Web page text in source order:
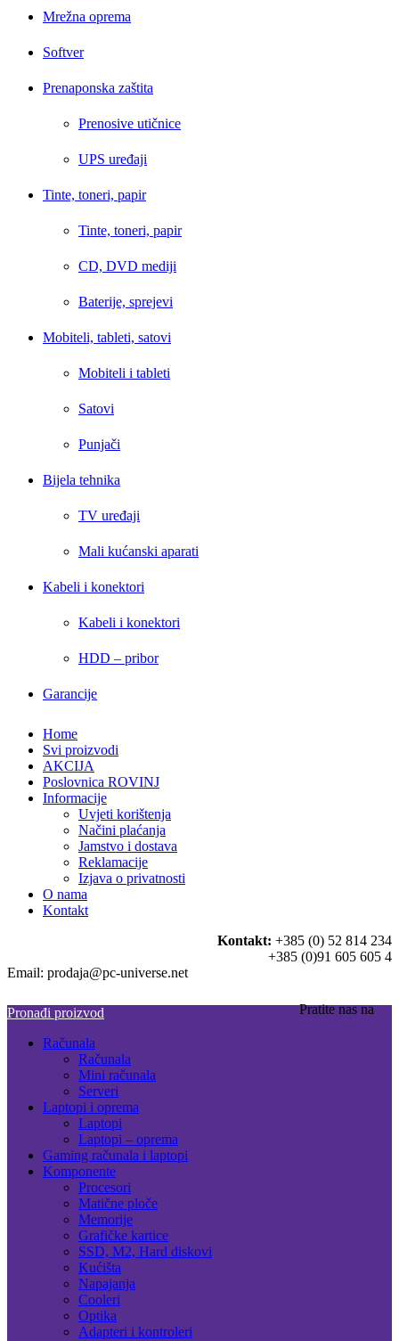
Mrežna oprema
Softver
Prenaponska zaštita
Prenosive utičnice
UPS uređaji
Tinte, toneri, papir
Tinte, toneri, papir
CD, DVD mediji
Baterije, sprejevi
Mobiteli, tableti, satovi
Mobiteli i tableti
Satovi
Punjači
Bijela tehnika
TV uređaji
Mali kućanski aparati
Kabeli i konektori
Kabeli i konektori
HDD – pribor
Garancije
Home
Svi proizvodi
AKCIJA
Poslovnica ROVINJ
Informacije
Uvjeti korištenja
Načini plaćanja
Jamstvo i dostava
Reklamacije
Izjava o privatnosti
O nama
Kontakt
Kontakt: +385 (0) 52 814 234
+385 (0)91 605 605 4
Email: prodaja@pc-universe.net
Pratite nas na
Pronađi proizvod
Računala
Računala
Mini računala
Serveri
Laptopi i oprema
Laptopi
Laptopi – oprema
Gaming računala i laptopi
Komponente
Procesori
Matične ploče
Memorije
Grafičke kartice
SSD, M2, Hard diskovi
Kućišta
Napajanja
Cooleri
Optika
Adapteri i kontroleri